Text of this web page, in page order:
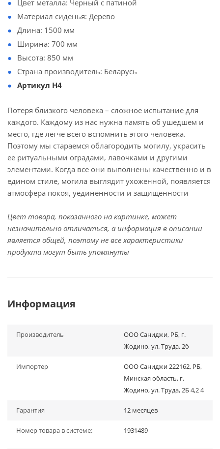
Цвет металла: Черный с патиной
Материал сиденья: Дерево
Длина: 1500 мм
Ширина: 700 мм
Высота: 850 мм
Страна производитель: Беларусь
Артикул Н4
Потеря близкого человека – сложное испытание для
каждого. Каждому из нас нужна память об ушедшем и
место, где легче всего вспомнить этого человека.
Поэтому мы стараемся облагородить могилу, украсить
ее ритуальными оградами, лавочками и другими
элементами. Когда все они выполнены качественно и в
едином стиле, могила выглядит ухоженной, появляется
атмосфера покоя, уединенности и защищенности
Цвет товара, показанного на картинке, может
незначительно отличаться, а информация в описании
является общей, поэтому не все характеристики
продукта могут быть упомянуты
Информация
Производитель
ООО Саниджи, РБ, г.
Жодино, ул. Труда, 2б
Импортер
ООО Саниджи 222162, РБ,
Минская область, г.
Жодино, ул. Труда, 2Б 4,2 4
Гарантия 12 месяцев
Номер товара в системе: 1931489